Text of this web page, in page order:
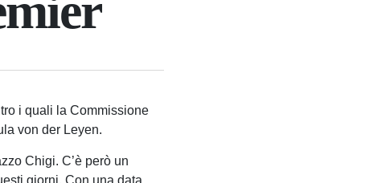
i quali la Commissione
von der Leyen.
Chigi. C’è però un